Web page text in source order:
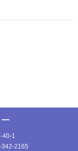
40-1
342-2165